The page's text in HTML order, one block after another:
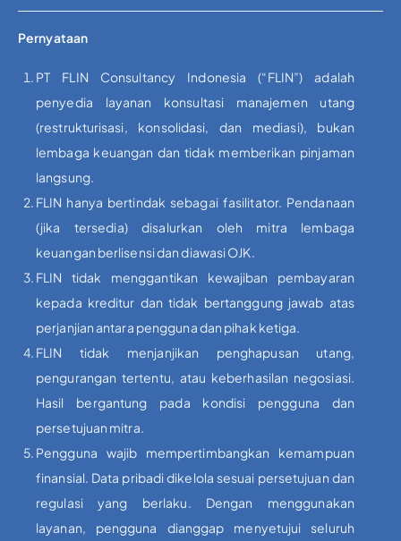
Pernyataan
PT FLIN Consultancy Indonesia (“FLIN”) adalah
penyedia layanan konsultasi manajemen utang
(restrukturisasi, konsolidasi, dan mediasi), bukan
lembaga keuangan dan tidak memberikan pinjaman
langsung.
FLIN hanya bertindak sebagai fasilitator. Pendanaan
(jika tersedia) disalurkan oleh mitra lembaga
keuangan berlisensi dan diawasi OJK.
FLIN tidak menggantikan kewajiban pembayaran
kepada kreditur dan tidak bertanggung jawab atas
perjanjian antara pengguna dan pihak ketiga.
FLIN tidak menjanjikan penghapusan utang,
pengurangan tertentu, atau keberhasilan negosiasi.
Hasil bergantung pada kondisi pengguna dan
persetujuan mitra.
Pengguna wajib mempertimbangkan kemampuan
finansial. Data pribadi dikelola sesuai persetujuan dan
regulasi yang berlaku. Dengan menggunakan
layanan, pengguna dianggap menyetujui seluruh